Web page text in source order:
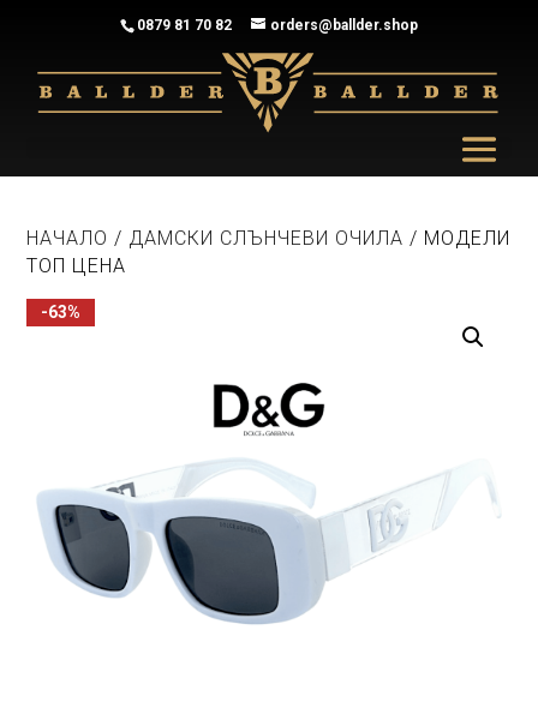
0879 81 70 82 orders@ballder.shop
НАЧАЛО / ДАМСКИ СЛЪНЧЕВИ ОЧИЛА / МОДЕЛИ
ТОП ЦЕНА
-63%